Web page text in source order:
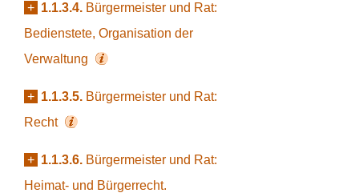
+ 1.1.3.4. Bürgermeister und Rat:
Bedienstete, Organisation der
Verwaltung
+ 1.1.3.5. Bürgermeister und Rat:
Recht
+ 1.1.3.6. Bürgermeister und Rat:
Heimat- und Bürgerrecht.